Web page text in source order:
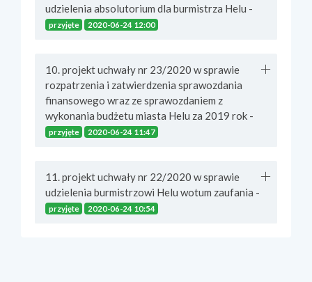
udzielenia absolutorium dla burmistrza Helu -
przyjęte 2020-06-24 12:00
10. projekt uchwały nr 23/2020 w sprawie
rozpatrzenia i zatwierdzenia sprawozdania
finansowego wraz ze sprawozdaniem z
wykonania budżetu miasta Helu za 2019 rok -
przyjęte 2020-06-24 11:47
11. projekt uchwały nr 22/2020 w sprawie
udzielenia burmistrzowi Helu wotum zaufania -
przyjęte 2020-06-24 10:54